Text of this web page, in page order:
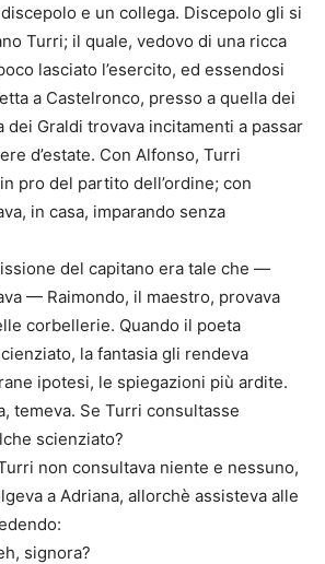
e un collega. Discepolo gli si
Turri; il quale, vedovo di una ricca
lasciato l’esercito, ed essendosi
a Castelronco, presso a quella dei
dei Graldi trovava incitamenti a passar
d’estate. Con Alfonso, Turri
pro del partito dell’ordine; con
in casa, imparando senza
del capitano era tale che —
— Raimondo, il maestro, provava
corbellerie. Quando il poeta
la fantasia gli rendeva
ipotesi, le spiegazioni più ardite.
temeva. Se Turri consultasse
scienziato?
non consultava niente e nessuno,
a Adriana, allorchè assisteva alle
signora?